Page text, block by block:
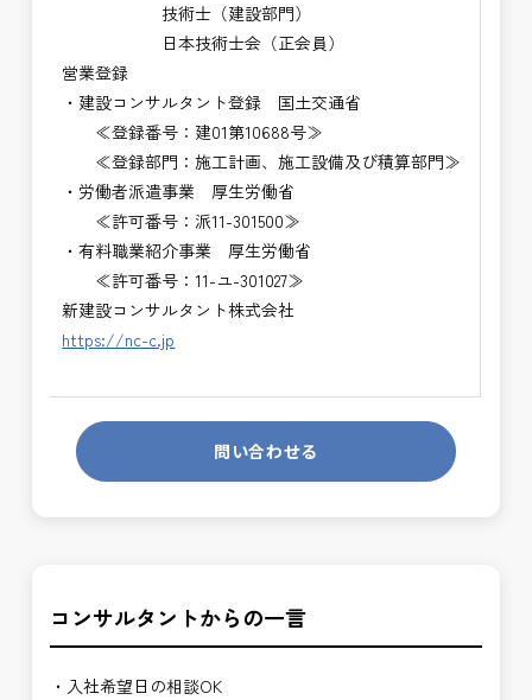
技術士（建設部門）
日本技術士会（正会員）
営業登録
・建設コンサルタント登録 国土交通省
≪登録番号：建01第10688号≫
≪登録部門：施工計画、施工設備及び積算部門≫
・労働者派遣事業 厚生労働省
≪許可番号：派11-301500≫
・有料職業紹介事業 厚生労働省
≪許可番号：11-ユ-301027≫
新建設コンサルタント株式会社
https://nc-c.jp
問い合わせる
コンサルタントからの一言
・入社希望日の相談OK